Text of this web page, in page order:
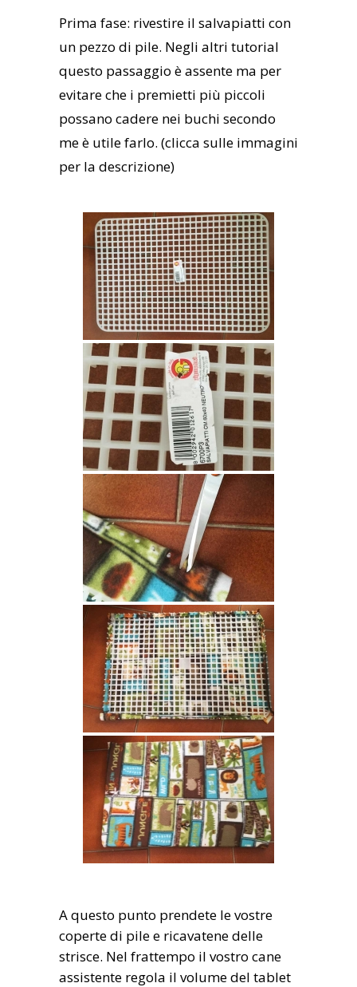
Prima fase: rivestire il salvapiatti con
un pezzo di pile. Negli altri tutorial
questo passaggio è assente ma per
evitare che i premietti più piccoli
possano cadere nei buchi secondo
me è utile farlo. (clicca sulle immagini
per la descrizione)
A questo punto prendete le vostre
coperte di pile e ricavatene delle
strisce. Nel frattempo il vostro cane
assistente regola il volume del tablet